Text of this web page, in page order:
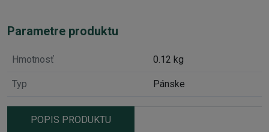
Parametre produktu
Hmotnosť 0.12 kg
Typ Pánske
POPIS PRODUKTU